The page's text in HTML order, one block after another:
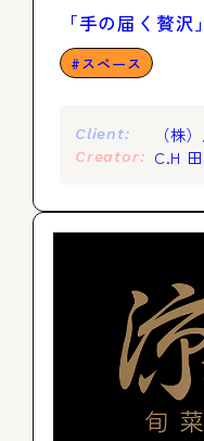
「手の届く贅
スペース
Client: （株
Creator: C.H